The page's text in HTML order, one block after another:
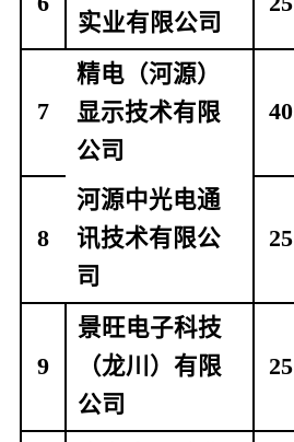
实业有限公司
7
精电（河源）
显示技术有限
公司
40
8
河源中光电通
讯技术有限公
司
25
9
景旺电子科技
（龙川）有限
公司
25